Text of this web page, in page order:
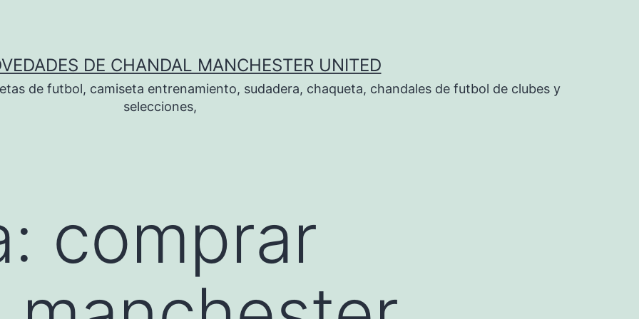
DE CHANDAL MANCHESTER UNITED
de futbol, camiseta entrenamiento, sudadera, chaqueta, chandales de futbol de clubes y
selecciones,
comprar